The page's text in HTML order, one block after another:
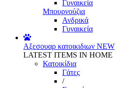
Γυναικεία
Μπουρνούζια
Ανδρικά
Γυναικεία
Αξεσουαρ κατοικιδιων NEW
LATEST ITEMS IN HOME
Κατοικίδια
Γάτες
/